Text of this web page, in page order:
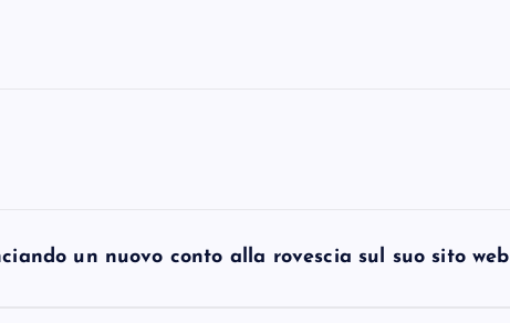
un nuovo conto alla rovescia sul suo sito web